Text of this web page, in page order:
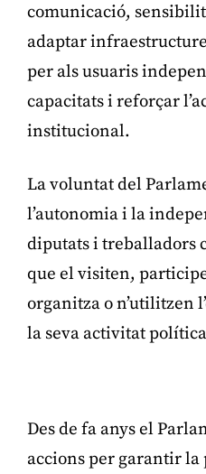
comunicació,
adaptar
per als usuaris
capacitats i reforçar
institucional.
La voluntat del
l’autonomia i la
diputats i treballadors
que el visiten,
organitza o n’utilitzen
la seva activitat
Des de fa anys el
accions per garantir